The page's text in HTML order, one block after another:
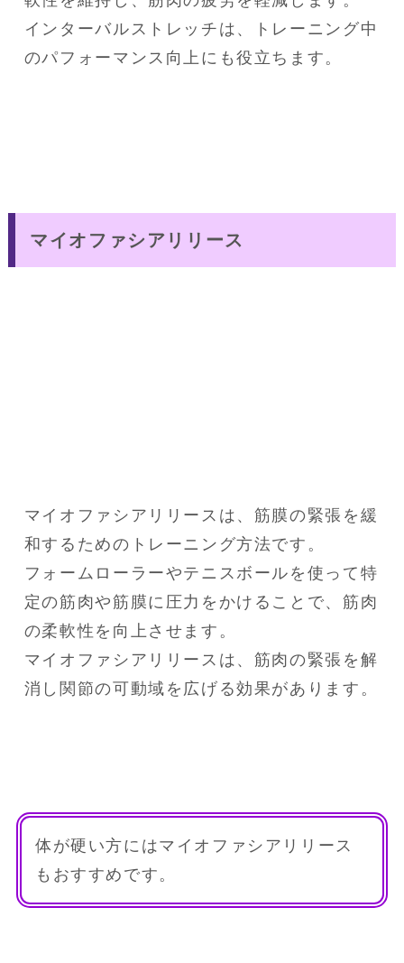
インターバルストレッチは、トレーニング中
のパフォーマンス向上にも役立ちます。
マイオファシアリリース
マイオファシアリリースは、筋膜の緊張を緩
和するためのトレーニング方法です。
フォームローラーやテニスボールを使って特
定の筋肉や筋膜に圧力をかけることで、筋肉
の柔軟性を向上させます。
マイオファシアリリースは、筋肉の緊張を解
消し関節の可動域を広げる効果があります。
体が硬い方にはマイオファシアリリース
もおすすめです。